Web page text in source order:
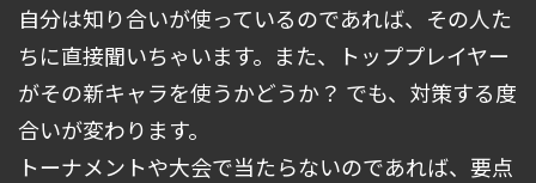
自分は知り合いが使っているのであれば、その人た
ちに直接聞いちゃいます。また、トッププレイヤー
がその新キャラを使うかどうか？ でも、対策する度
合いが変わります。
トーナメントや大会で当たらないのであれば、要点